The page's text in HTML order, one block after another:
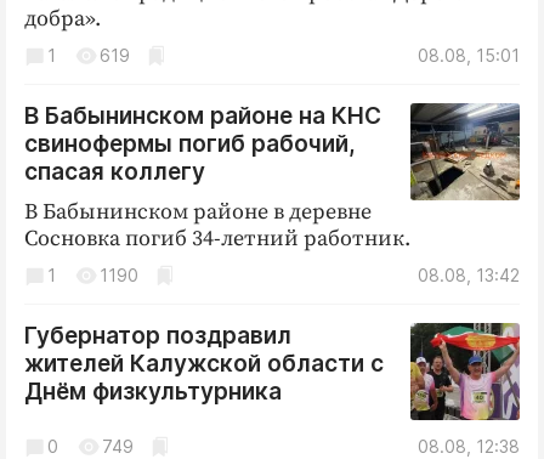
добра».
08.08, 15:01
1 619
В Бабынинском районе на КНС
свинофермы погиб рабочий,
спасая коллегу
В Бабынинском районе в деревне
Сосновка погиб 34-летний работник.
08.08, 13:42
1 1190
Губернатор поздравил
жителей Калужской области с
Днём физкультурника
08.08, 12:38
0 749